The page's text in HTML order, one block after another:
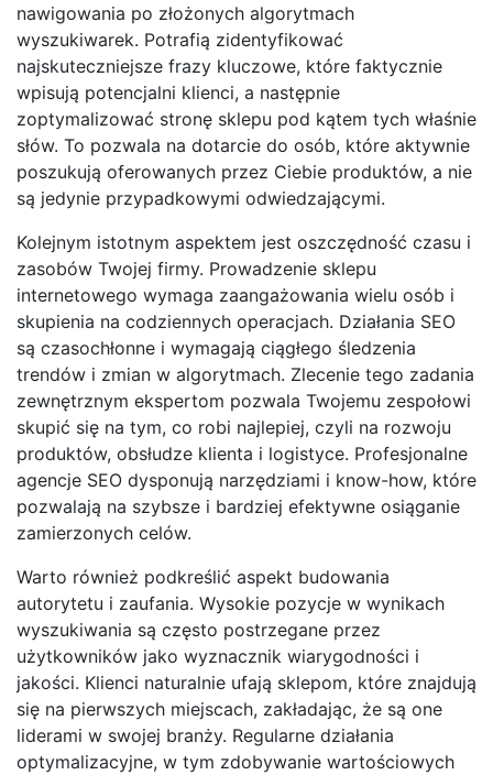
nawigowania po złożonych algorytmach
wyszukiwarek. Potrafią zidentyfikować
najskuteczniejsze frazy kluczowe, które faktycznie
wpisują potencjalni klienci, a następnie
zoptymalizować stronę sklepu pod kątem tych właśnie
słów. To pozwala na dotarcie do osób, które aktywnie
poszukują oferowanych przez Ciebie produktów, a nie
są jedynie przypadkowymi odwiedzającymi.
Kolejnym istotnym aspektem jest oszczędność czasu i
zasobów Twojej firmy. Prowadzenie sklepu
internetowego wymaga zaangażowania wielu osób i
skupienia na codziennych operacjach. Działania SEO
są czasochłonne i wymagają ciągłego śledzenia
trendów i zmian w algorytmach. Zlecenie tego zadania
zewnętrznym ekspertom pozwala Twojemu zespołowi
skupić się na tym, co robi najlepiej, czyli na rozwoju
produktów, obsłudze klienta i logistyce. Profesjonalne
agencje SEO dysponują narzędziami i know-how, które
pozwalają na szybsze i bardziej efektywne osiąganie
zamierzonych celów.
Warto również podkreślić aspekt budowania
autorytetu i zaufania. Wysokie pozycje w wynikach
wyszukiwania są często postrzegane przez
użytkowników jako wyznacznik wiarygodności i
jakości. Klienci naturalnie ufają sklepom, które znajdują
się na pierwszych miejscach, zakładając, że są one
liderami w swojej branży. Regularne działania
optymalizacyjne, w tym zdobywanie wartościowych